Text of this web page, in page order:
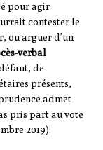
pour agir
contester le
ou arguer d’un
verbal
de
présents,
admet
pris part au vote
2019).